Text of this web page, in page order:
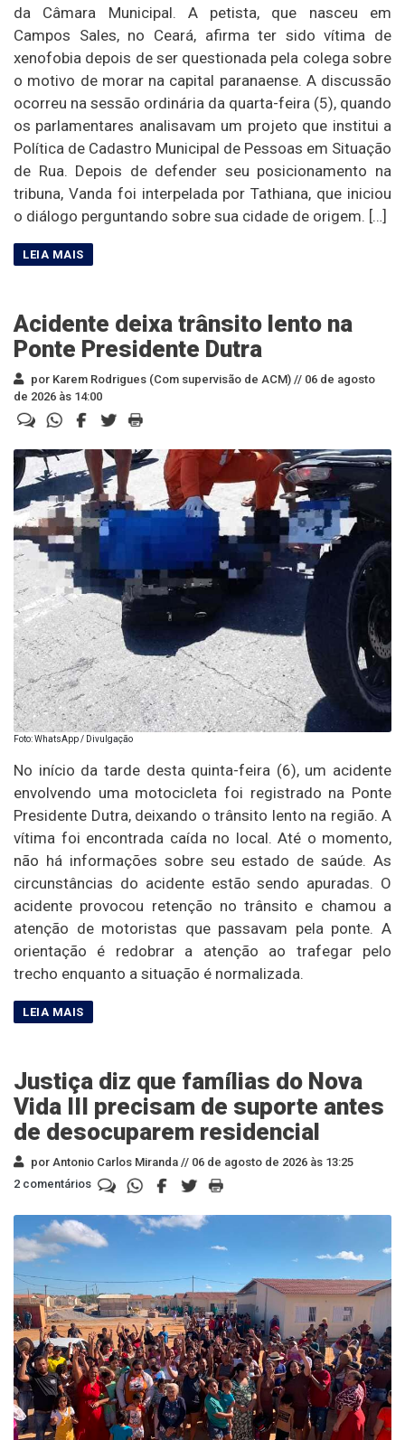
da Câmara Municipal. A petista, que nasceu em
Campos Sales, no Ceará, afirma ter sido vítima de
xenofobia depois de ser questionada pela colega sobre
o motivo de morar na capital paranaense. A discussão
ocorreu na sessão ordinária da quarta-feira (5), quando
os parlamentares analisavam um projeto que institui a
Política de Cadastro Municipal de Pessoas em Situação
de Rua. Depois de defender seu posicionamento na
tribuna, Vanda foi interpelada por Tathiana, que iniciou
o diálogo perguntando sobre sua cidade de origem. […]
Acidente deixa trânsito lento na
Ponte Presidente Dutra
por Karem Rodrigues (Com supervisão de ACM) // 06 de agosto
de 2026 às 14:00
Foto: WhatsApp / Divulgação
No início da tarde desta quinta-feira (6), um acidente
envolvendo uma motocicleta foi registrado na Ponte
Presidente Dutra, deixando o trânsito lento na região. A
vítima foi encontrada caída no local. Até o momento,
não há informações sobre seu estado de saúde. As
circunstâncias do acidente estão sendo apuradas. O
acidente provocou retenção no trânsito e chamou a
atenção de motoristas que passavam pela ponte. A
orientação é redobrar a atenção ao trafegar pelo
trecho enquanto a situação é normalizada.
Justiça diz que famílias do Nova
Vida III precisam de suporte antes
de desocuparem residencial
por Antonio Carlos Miranda // 06 de agosto de 2026 às 13:25
2 comentários